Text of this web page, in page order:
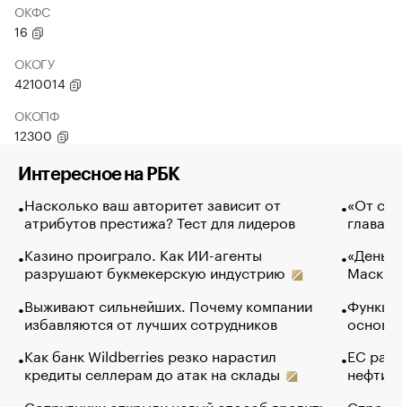
ОКФС
16
ОКОГУ
4210014
ОКОПФ
12300
Интересное на РБК
Насколько ваш авторитет зависит от
атрибутов престижа? Тест для лидеров
Казино проиграло. Как ИИ-агенты
разрушают букмекерскую индустрию
Выживают сильнейших. Почему компании
избавляются от лучших сотрудников
Как банк Wildberries резко нарастил
кредиты селлерам до атак на склады
«От
глава
Маск в
основ
ЕС
нефти